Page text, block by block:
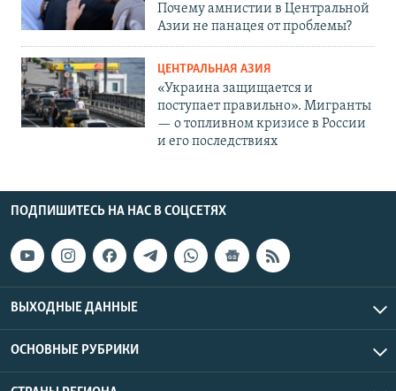
Почему амнистии в Центральной
Азии не панацея от проблемы?
ЦЕНТРАЛЬНАЯ АЗИЯ
«Украина защищается и
поступает правильно». Мигранты
— о топливном кризисе в России
и его последствиях
ПОДПИШИТЕСЬ НА НАС В СОЦСЕТЯХ
ВЫХОДНЫЕ ДАННЫЕ
ОСНОВНЫЕ РУБРИКИ